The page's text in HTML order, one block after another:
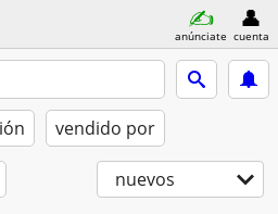
anúnciate cuenta
vendido por
nuevos